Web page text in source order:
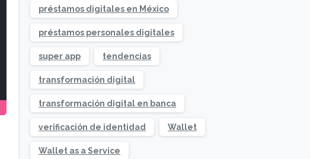
préstamos digitales en México
préstamos personales digitales
super app tendencias
transformación digital
transformación digital en banca
verificación de identidad Wallet
Wallet as a Service